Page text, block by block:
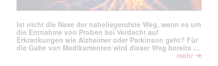
Ist nicht die Nase der naheliegendste Weg, wenn es um
die Entnahme von Proben bei Verdacht auf
Erkrankungen wie Alzheimer oder Parkinson geht? Für
die Gabe von Medikamenten wird dieser Weg bereits …
mehr ➔